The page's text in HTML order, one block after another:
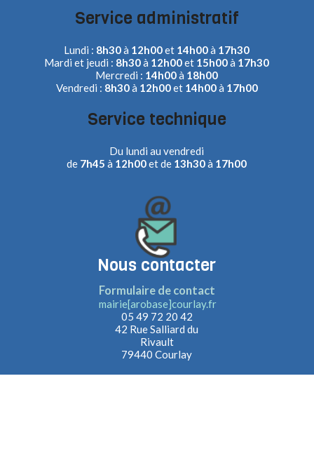
Service administratif
Lundi : 8h30à 12h00et 14h00à 17h30
Mardi et jeudi : 8h30à 12h00et 15h00à 17h30
Mercredi : 14h00à 18h00
Vendredi : 8h30à 12h00et 14h00à 17h00
Service technique
Du lundi au vendredi
de 7h45 à 12h00et de 13h30à 17h00
Nous contacter
Formulaire de contact
mairie[arobase]courlay.fr
05 49 72 20 42
42 Rue Salliard du
Rivault
79440 Courlay